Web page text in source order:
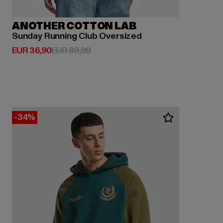
ANOTHER COTTON LAB
Sunday Running Club Oversized
EUR 36,90
Derzeitiger Preis: EUR 36,90
EUR 89,99Aktionspreis: EUR 89,99
-34%